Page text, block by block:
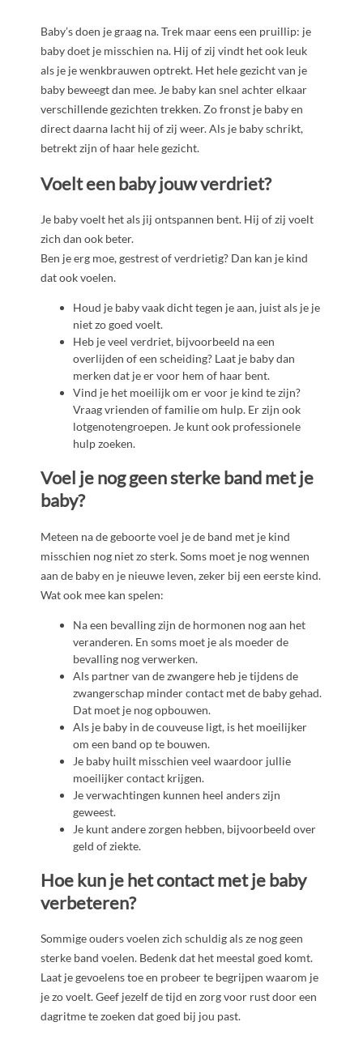
Baby’s doen je graag na. Trek maar eens een pruillip: je
baby doet je misschien na. Hij of zij vindt het ook leuk
als je je wenkbrauwen optrekt. Het hele gezicht van je
baby beweegt dan mee. Je baby kan snel achter elkaar
verschillende gezichten trekken. Zo fronst je baby en
direct daarna lacht hij of zij weer. Als je baby schrikt,
betrekt zijn of haar hele gezicht.
Voelt een baby jouw verdriet?
Je baby voelt het als jij ontspannen bent. Hij of zij voelt
zich dan ook beter.
Ben je erg moe, gestrest of verdrietig? Dan kan je kind
dat ook voelen.
Houd je baby vaak dicht tegen je aan, juist als je je
niet zo goed voelt.
Heb je veel verdriet, bijvoorbeeld na een
overlijden of een scheiding? Laat je baby dan
merken dat je er voor hem of haar bent.
Vind je het moeilijk om er voor je kind te zijn?
Vraag vrienden of familie om hulp. Er zijn ook
lotgenotengroepen. Je kunt ook professionele
hulp zoeken.
Voel je nog geen sterke band met je
baby?
Meteen na de geboorte voel je de band met je kind
misschien nog niet zo sterk. Soms moet je nog wennen
aan de baby en je nieuwe leven, zeker bij een eerste kind.
Wat ook mee kan spelen:
Na een bevalling zijn de hormonen nog aan het
veranderen. En soms moet je als moeder de
bevalling nog verwerken.
Als partner van de zwangere heb je tijdens de
zwangerschap minder contact met de baby gehad.
Dat moet je nog opbouwen.
Als je baby in de couveuse ligt, is het moeilijker
om een band op te bouwen.
Je baby huilt misschien veel waardoor jullie
moeilijker contact krijgen.
Je verwachtingen kunnen heel anders zijn
geweest.
Je kunt andere zorgen hebben, bijvoorbeeld over
geld of ziekte.
Hoe kun je het contact met je baby
verbeteren?
Sommige ouders voelen zich schuldig als ze nog geen
sterke band voelen. Bedenk dat het meestal goed komt.
Laat je gevoelens toe en probeer te begrijpen waarom je
je zo voelt. Geef jezelf de tijd en zorg voor rust door een
dagritme te zoeken dat goed bij jou past.